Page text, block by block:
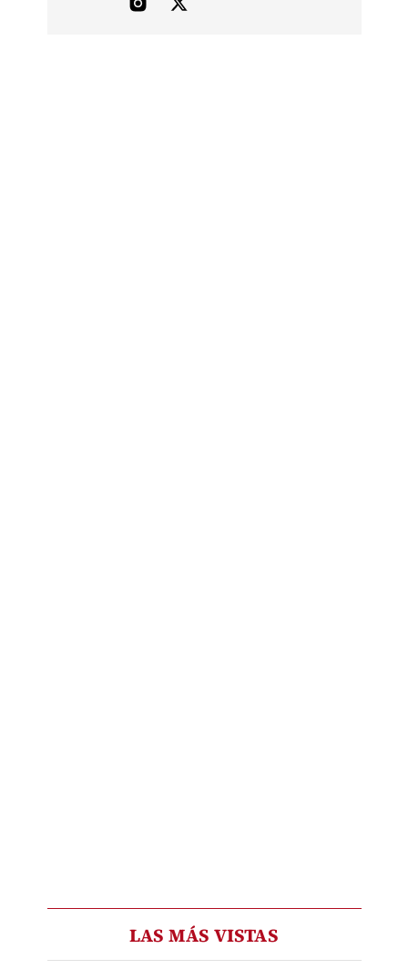
LAS MÁS VISTAS